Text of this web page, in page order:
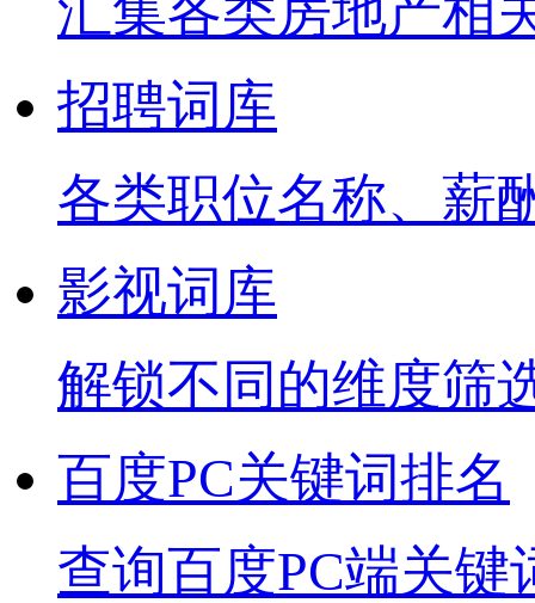
招聘词库
各类职位名称、薪
影视词库
解锁不同的维度筛
百度PC关键词排名
查询百度PC端关键